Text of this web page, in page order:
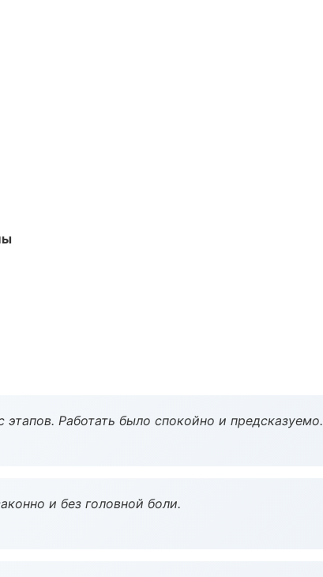
Работать было спокойно и предсказуемо.
и без головной боли.